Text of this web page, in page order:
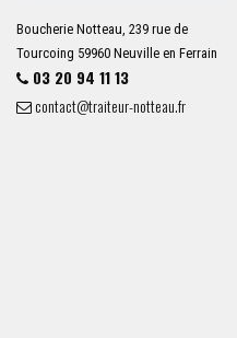
Boucherie Notteau, 239 rue de
Tourcoing 59960 Neuville en Ferrain
03 20 94 11 13
contact@traiteur-notteau.fr